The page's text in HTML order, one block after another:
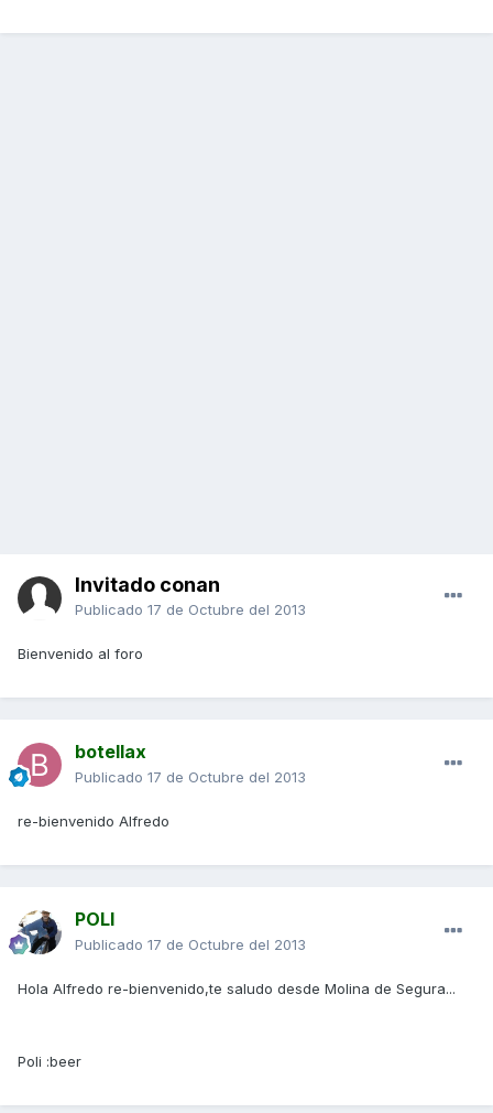
Invitado conan
Publicado 17 de Octubre del 2013
Bienvenido al foro
botellax
Publicado 17 de Octubre del 2013
re-bienvenido Alfredo
POLI
Publicado 17 de Octubre del 2013
Hola Alfredo re-bienvenido,te saludo desde Molina de Segura...
Poli :beer